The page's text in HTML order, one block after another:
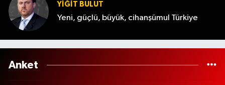
YİĞİT BULUT
Yeni, güçlü, büyük, cihanşümul Türkiye
Anket